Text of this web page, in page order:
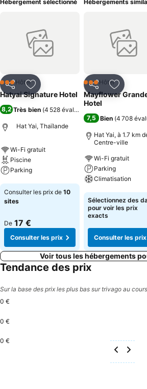
Hébergement sélectionné
PartagerAjouter à mes favoris
3 ÉtoilesHôtel
Hatyai Signature Hotel
8,2 Très bien (4 528 évaluations
Hat Yai, Thaïlande
Wi-Fi gratuit
Piscine
Parking
Consulter les prix
Consulter les prix de 10
sites
De 17 €
Consulter les prix
Hébergements
PartagerAjouter
3 ÉtoilesHôtel
Mayflower
Hotel
7,5 Bien (4 708
Hat Yai, à 1.7 km
Centre-ville
Wi-Fi gratuit
Parking
Climatisation
Consulter les
Sélectionnez des
pour voir les prix
exacts
Consulter les prix
Voir tous les hébergements
Tendance des prix
Sur la base des prix les plus bas sur trivago au
0 €
0 €
0 €